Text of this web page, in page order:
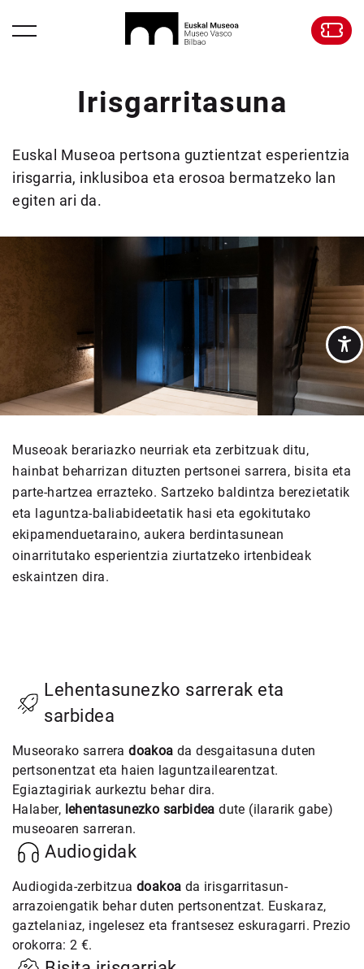
Irisgarritasuna
Euskal Museoa pertsona guztientzat esperientzia
irisgarria, inklusiboa eta erosoa bermatzeko lan
egiten ari da.
Museoak berariazko neurriak eta zerbitzuak ditu,
hainbat beharrizan dituzten pertsonei sarrera, bisita eta
parte-hartzea errazteko. Sartzeko baldintza berezietatik
eta laguntza-baliabideetatik hasi eta egokitutako
ekipamenduetaraino, aukera berdintasunean
oinarritutako esperientzia ziurtatzeko irtenbideak
eskaintzen dira.
Lehentasunezko sarrerak eta
sarbidea
Museorako sarreradoakoa da desgaitasuna duten
pertsonentzat eta haien laguntzailearentzat.
Egiaztagiriak aurkeztu behar dira.
Halaber, lehentasunezko sarbidea dute (ilararik gabe)
museoaren sarreran.
Audiogidak
Audiogida-zerbitzua doakoa da irisgarritasun-
arrazoiengatik behar duten pertsonentzat. Euskaraz,
gaztelaniaz, ingelesez eta frantsesez eskuragarri. Prezio
orokorra: 2 €.